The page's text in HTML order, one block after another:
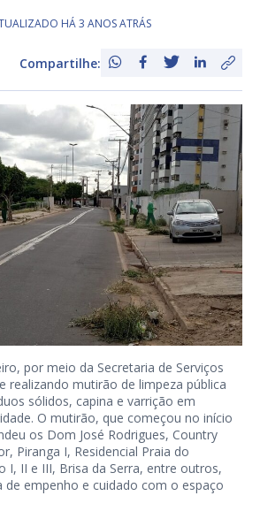
HÁ 3 ANOS ATRÁS
Compartilhe:
por meio da Secretaria de Serviços
realizando mutirão de limpeza pública
sólidos, capina e varrição em
O mutirão, que começou no início
os Dom José Rodrigues, Country
Piranga I, Residencial Praia do
I, II e III, Brisa da Serra, entre outros,
de empenho e cuidado com o espaço